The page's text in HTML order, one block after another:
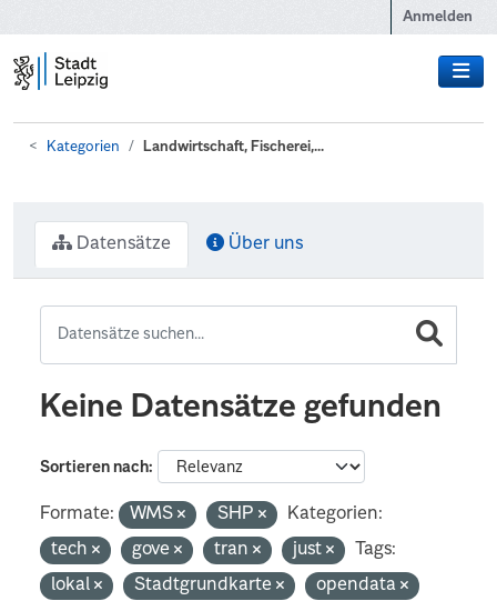
Anmelden
Kategorien Landwirtschaft, Fischerei,...
Datensätze Über uns
Keine Datensätze gefunden
Sortieren nach
Formate: WMS SHP
Kategorien:
tech
gove tran just
Tags:
lokal
Stadtgrundkarte opendata